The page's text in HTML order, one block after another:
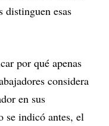
distinguen esas
por qué apenas
considera
en sus
se indicó antes, el